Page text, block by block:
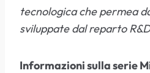
tecnologica che permea
sviluppate dal reparto
Informazioni sulla serie